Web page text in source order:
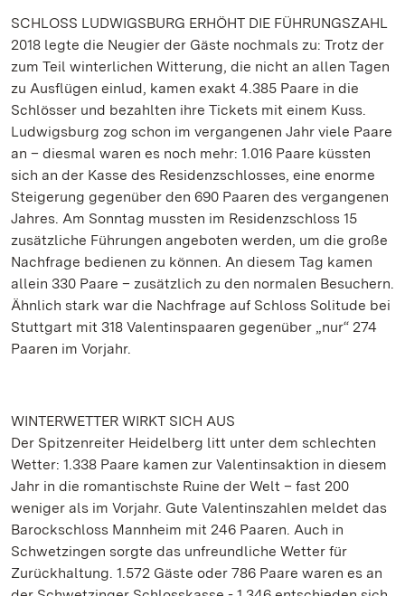
SCHLOSS LUDWIGSBURG ERHÖHT DIE FÜHRUNGSZAHL
2018 legte die Neugier der Gäste nochmals zu: Trotz der
zum Teil winterlichen Witterung, die nicht an allen Tagen
zu Ausflügen einlud, kamen exakt 4.385 Paare in die
Schlösser und bezahlten ihre Tickets mit einem Kuss.
Ludwigsburg zog schon im vergangenen Jahr viele Paare
an – diesmal waren es noch mehr: 1.016 Paare küssten
sich an der Kasse des Residenzschlosses, eine enorme
Steigerung gegenüber den 690 Paaren des vergangenen
Jahres. Am Sonntag mussten im Residenzschloss 15
zusätzliche Führungen angeboten werden, um die große
Nachfrage bedienen zu können. An diesem Tag kamen
allein 330 Paare – zusätzlich zu den normalen Besuchern.
Ähnlich stark war die Nachfrage auf Schloss Solitude bei
Stuttgart mit 318 Valentinspaaren gegenüber „nur“ 274
Paaren im Vorjahr.
WINTERWETTER WIRKT SICH AUS
Der Spitzenreiter Heidelberg litt unter dem schlechten
Wetter: 1.338 Paare kamen zur Valentinsaktion in diesem
Jahr in die romantischste Ruine der Welt – fast 200
weniger als im Vorjahr. Gute Valentinszahlen meldet das
Barockschloss Mannheim mit 246 Paaren. Auch in
Schwetzingen sorgte das unfreundliche Wetter für
Zurückhaltung. 1.572 Gäste oder 786 Paare waren es an